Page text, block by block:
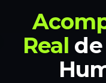
Real